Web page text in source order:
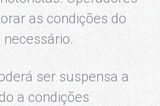
as condições do
ser suspensa a
a condições